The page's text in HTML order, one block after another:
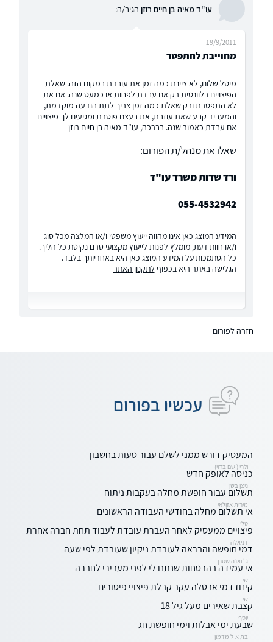
עו"ד מאיה בן חיים רוזן הגיב/ה:
מחוייבת להתפטר
19/9/2011
מיטל שלום, לא ציינת כמה זמן את עובדת במקום הזה. שאלת
הפיצויים רלוונטית רק אם עבדת לפחות או כמעט שנה. אם את
לא התפטרת ורק שאלת כמה זמן צריך לתת הודעה מוקדמת,
והמעביד קבע שאת עוזבת, את בעצם פוטרת ומגיעים לך פיצויים
אם עבדת כאמור שנה. בברכה, עו"ד מאיה בן חיים רוזן
שאלו את מנהל/ת הפורום:
ורד שדות משרד עו"ד
055-4532942
המידע המוצג כאן אינו מהווה ייעוץ משפטי ו/או המלצה מכל סוג
ו/או חוות דעת, מומלץ לפנות לייעוץ מקצועי טרם נקיטת כל הליך.
כל הסתמכות על המידע המוצג כאן היא באחריותך בלבד.
הגלישה באתר היא בכפוף לתקנון האתר
חזרה לפורום
עכשיו בפורום
המעסיק דורש ממני לשלם עבור טעות בחשבון
ולרי ( שם בדוי)
כניסה לאופק חדש
ניצן בשן
תשלום עבור חופשת מחלה בעקבות ניתוח
מירית אזולאי
אי תשלום מחלה בחודשי העבודה הראשונים
טלי
פיצויים ממעסיק לאחר העברת עובדת לעבוד תחת חברה אחרת
דניאלה
דמי חופשה והבראה לעובדת ניקיון שעובדת לפי שעה
ג`ואנה שטרן
אי עמידה בהבטחות שנתנו לי לפני מעבירי לחברה
שי
קיזוז דמי אבטלה עקב קבלת פיצויי פיטורים
שי
קצבת שאירים מעל גיל 18
יוסף
שבעת ימי אבלות וימי חופשת חג
בת א-ל מדמון